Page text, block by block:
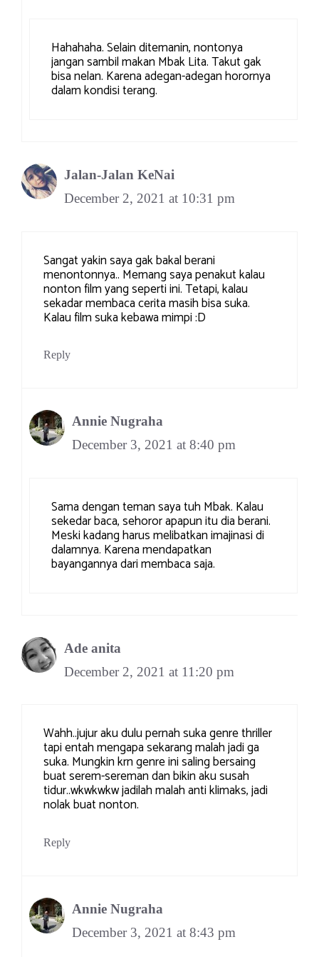
Hahahaha. Selain ditemanin, nontonya
jangan sambil makan Mbak Lita. Takut gak
bisa nelan. Karena adegan-adegan horornya
dalam kondisi terang.
Jalan-Jalan KeNai
December 2, 2021 at 10:31 pm
Sangat yakin saya gak bakal berani
menontonnya.. Memang saya penakut kalau
nonton film yang seperti ini. Tetapi, kalau
sekadar membaca cerita masih bisa suka.
Kalau film suka kebawa mimpi :D
Reply
Annie Nugraha
December 3, 2021 at 8:40 pm
Sama dengan teman saya tuh Mbak. Kalau
sekedar baca, sehoror apapun itu dia berani.
Meski kadang harus melibatkan imajinasi di
dalamnya. Karena mendapatkan
bayangannya dari membaca saja.
Ade anita
December 2, 2021 at 11:20 pm
Wahh..jujur aku dulu pernah suka genre thriller
tapi entah mengapa sekarang malah jadi ga
suka. Mungkin krn genre ini saling bersaing
buat serem-sereman dan bikin aku susah
tidur..wkwkwkw jadilah malah anti klimaks, jadi
nolak buat nonton.
Reply
Annie Nugraha
December 3, 2021 at 8:43 pm